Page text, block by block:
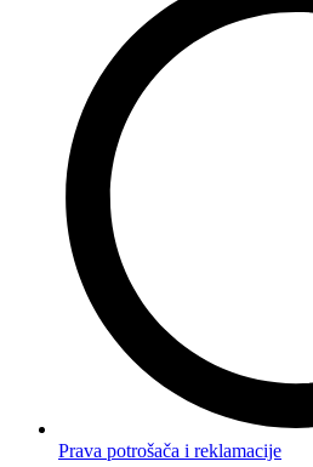
Prava potrošača i reklamacije